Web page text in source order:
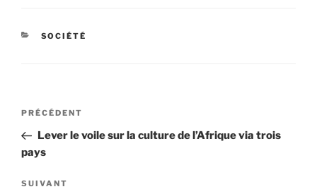
CATÉGORIES
SOCIÉTÉ
Navigation
l’article
Article
précédent
PRÉCÉDENT
Lever le voile sur la culture de l’Afrique via trois
pays
Article
SUIVANT